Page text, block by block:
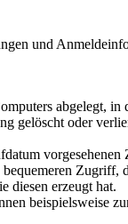
und
abgelegt,
gelöscht oder
diesen erzeugt hat.
beispielsweise